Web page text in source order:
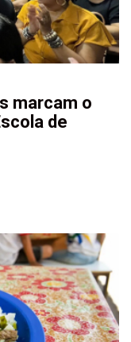
marcam o
de